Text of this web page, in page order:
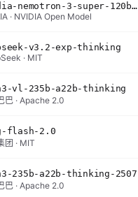
nvidia-nemotron-3-super-120b-a12b
· NVIDIA Open Model
v3.2-exp-thinking
· MIT
vl-235b-a22b-thinking
巴 · Apache 2.0
flash-2.0
团 · MIT
235b-a22b-thinking-2507
巴 · Apache 2.0